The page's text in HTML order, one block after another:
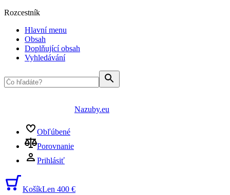
Rozcestník
Hlavní menu
Obsah
Doplňující obsah
Vyhledávání
Nazuby.eu
Obľúbené
Porovnanie
Prihlásiť
KošíkLen 400 €